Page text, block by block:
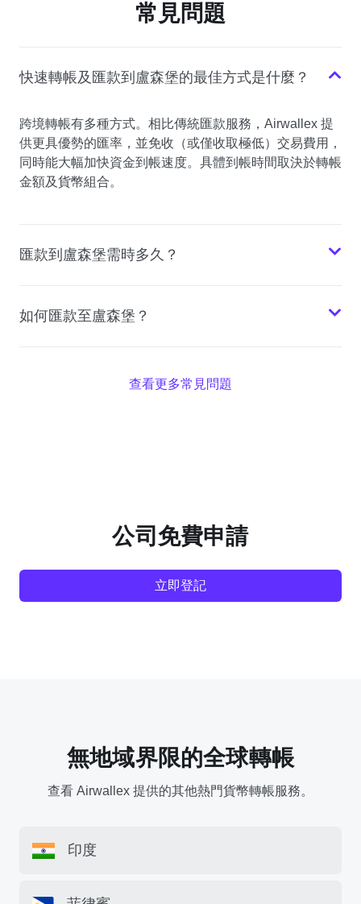
常見問題
快速轉帳及匯款到盧森堡的最佳方式是什麼？
跨境轉帳有多種方式。相比傳統匯款服務，Airwallex 提
供更具優勢的匯率，並免收（或僅收取極低）交易費用，
同時能大幅加快資金到帳速度。具體到帳時間取決於轉帳
金額及貨幣組合。
匯款到盧森堡需時多久？
如何匯款至盧森堡？
查看更多常見問題
公司免費申請
立即登記
無地域界限的全球轉帳
查看 Airwallex 提供的其他熱門貨幣轉帳服務。
印度